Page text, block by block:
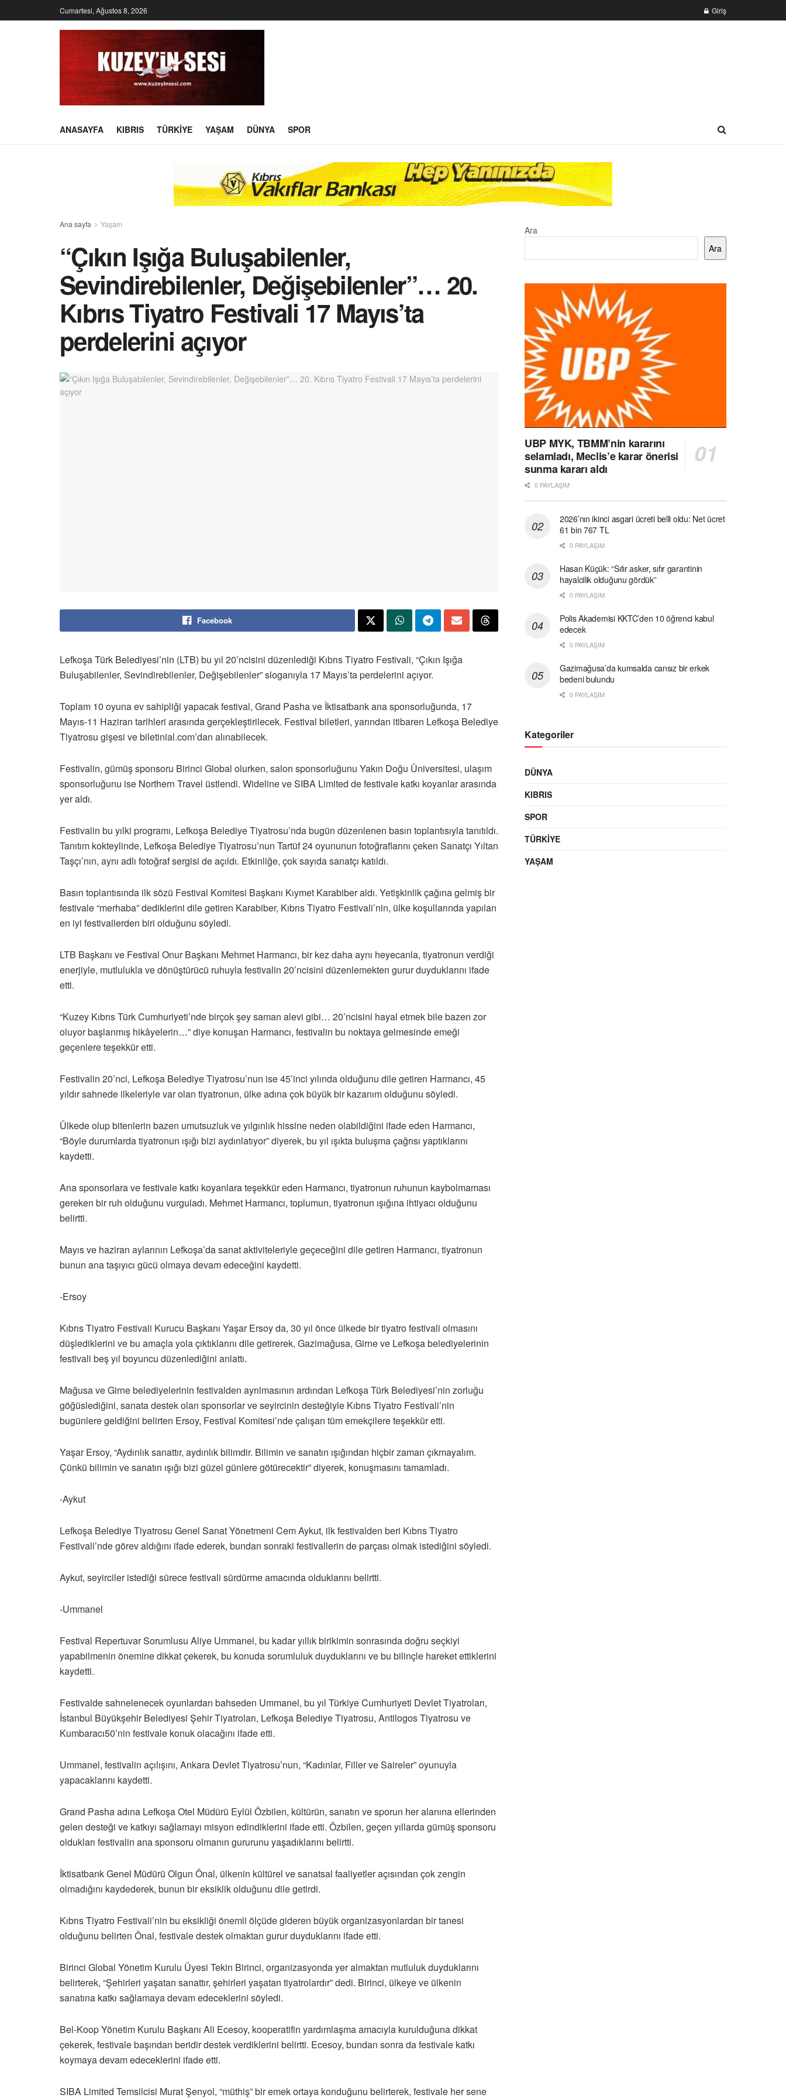
Cumartesi, Ağustos 8, 2026 Giriş
ANASAYFA KIBRIS TÜRKIYE YAŞAM DÜNYA SPOR
Ana sayfa Yaşam
“Çıkın Işığa Buluşabilenler,
Sevindirebilenler, Değişebilenler”… 20.
Kıbrıs Tiyatro Festivali 17 Mayıs’ta
perdelerini açıyor
Facebook
Lefkoşa Türk Belediyesi’nin (LTB) bu yıl 20’ncisini düzenlediği Kıbrıs Tiyatro Festivali, “Çıkın Işığa
Buluşabilenler, Sevindirebilenler, Değişebilenler” sloganıyla 17 Mayıs’ta perdelerini açıyor.
Toplam 10 oyuna ev sahipliği yapacak festival, Grand Pasha ve İktisatbank ana sponsorluğunda, 17
Mayıs-11 Haziran tarihleri arasında gerçekleştirilecek. Festival biletleri, yarından itibaren Lefkoşa Belediye
Tiyatrosu gişesi ve biletinial.com’dan alınabilecek.
Festivalin, gümüş sponsoru Birinci Global olurken, salon sponsorluğunu Yakın Doğu Üniversitesi, ulaşım
sponsorluğunu ise Northern Travel üstlendi. Wideline ve SIBA Limited de festivale katkı koyanlar arasında
yer aldı.
Festivalin bu yılki programı, Lefkoşa Belediye Tiyatrosu’nda bugün düzenlenen basın toplantısıyla tanıtıldı.
Tanıtım kokteylinde, Lefkoşa Belediye Tiyatrosu’nun Tartüf 24 oyununun fotoğraflarını çeken Sanatçı Yıltan
Taşçı’nın, aynı adlı fotoğraf sergisi de açıldı. Etkinliğe, çok sayıda sanatçı katıldı.
Basın toplantısında ilk sözü Festival Komitesi Başkanı Kıymet Karabiber aldı. Yetişkinlik çağına gelmiş bir
festivale “merhaba” dediklerini dile getiren Karabiber, Kıbrıs Tiyatro Festivali’nin, ülke koşullarında yapılan
en iyi festivallerden biri olduğunu söyledi.
LTB Başkanı ve Festival Onur Başkanı Mehmet Harmancı, bir kez daha aynı heyecanla, tiyatronun verdiği
enerjiyle, mutlulukla ve dönüştürücü ruhuyla festivalin 20’ncisini düzenlemekten gurur duyduklarını ifade
etti.
“Kuzey Kıbrıs Türk Cumhuriyeti’nde birçok şey saman alevi gibi… 20’ncisini hayal etmek bile bazen zor
oluyor başlanmış hikâyelerin…” diye konuşan Harmancı, festivalin bu noktaya gelmesinde emeği
geçenlere teşekkür etti.
Festivalin 20’nci, Lefkoşa Belediye Tiyatrosu’nun ise 45’inci yılında olduğunu dile getiren Harmancı, 45
yıldır sahnede ilkeleriyle var olan tiyatronun, ülke adına çok büyük bir kazanım olduğunu söyledi.
Ülkede olup bitenlerin bazen umutsuzluk ve yılgınlık hissine neden olabildiğini ifade eden Harmancı,
“Böyle durumlarda tiyatronun ışığı bizi aydınlatıyor” diyerek, bu yıl ışıkta buluşma çağrısı yaptıklarını
kaydetti.
Ana sponsorlara ve festivale katkı koyanlara teşekkür eden Harmancı, tiyatronun ruhunun kaybolmaması
gereken bir ruh olduğunu vurguladı. Mehmet Harmancı, toplumun, tiyatronun ışığına ihtiyacı olduğunu
belirtti.
Mayıs ve haziran aylarının Lefkoşa’da sanat aktiviteleriyle geçeceğini dile getiren Harmancı, tiyatronun
bunun ana taşıyıcı gücü olmaya devam edeceğini kaydetti.
-Ersoy
Kıbrıs Tiyatro Festivali Kurucu Başkanı Yaşar Ersoy da, 30 yıl önce ülkede bir tiyatro festivali olmasını
düşlediklerini ve bu amaçla yola çıktıklarını dile getirerek, Gazimağusa, Girne ve Lefkoşa belediyelerinin
festivali beş yıl boyuncu düzenlediğini anlattı.
Mağusa ve Girne belediyelerinin festivalden ayrılmasının ardından Lefkoşa Türk Belediyesi’nin zorluğu
göğüslediğini, sanata destek olan sponsorlar ve seyircinin desteğiyle Kıbrıs Tiyatro Festivali’nin
bugünlere geldiğini belirten Ersoy, Festival Komitesi’nde çalışan tüm emekçilere teşekkür etti.
Yaşar Ersoy, “Aydınlık sanattır, aydınlık bilimdir. Bilimin ve sanatın ışığından hiçbir zaman çıkmayalım.
Çünkü bilimin ve sanatın ışığı bizi güzel günlere götürecektir” diyerek, konuşmasını tamamladı.
-Aykut
Lefkoşa Belediye Tiyatrosu Genel Sanat Yönetmeni Cem Aykut, ilk festivalden beri Kıbrıs Tiyatro
Festivali’nde görev aldığını ifade ederek, bundan sonraki festivallerin de parçası olmak istediğini söyledi.
Aykut, seyirciler istediği sürece festivali sürdürme amacında olduklarını belirtti.
-Ummanel
Festival Repertuvar Sorumlusu Aliye Ummanel, bu kadar yıllık birikimin sonrasında doğru seçkiyi
yapabilmenin önemine dikkat çekerek, bu konuda sorumluluk duyduklarını ve bu bilinçle hareket ettiklerini
kaydetti.
Festivalde sahnelenecek oyunlardan bahseden Ummanel, bu yıl Türkiye Cumhuriyeti Devlet Tiyatroları,
İstanbul Büyükşehir Belediyesi Şehir Tiyatroları, Lefkoşa Belediye Tiyatrosu, Antilogos Tiyatrosu ve
Kumbaracı50’nin festivale konuk olacağını ifade etti.
Ummanel, festivalin açılışını, Ankara Devlet Tiyatrosu’nun, “Kadınlar, Filler ve Saireler” oyunuyla
yapacaklarını kaydetti.
Grand Pasha adına Lefkoşa Otel Müdürü Eylül Özbilen, kültürün, sanatın ve sporun her alanına ellerinden
gelen desteği ve katkıyı sağlamayı misyon edindiklerini ifade etti. Özbilen, geçen yıllarda gümüş sponsoru
oldukları festivalin ana sponsoru olmanın gururunu yaşadıklarını belirtti.
İktisatbank Genel Müdürü Olgun Önal, ülkenin kültürel ve sanatsal faaliyetler açısından çok zengin
olmadığını kaydederek, bunun bir eksiklik olduğunu dile getirdi.
Kıbrıs Tiyatro Festivali’nin bu eksikliği önemli ölçüde gideren büyük organizasyonlardan bir tanesi
olduğunu belirten Önal, festivale destek olmaktan gurur duyduklarını ifade etti.
Birinci Global Yönetim Kurulu Üyesi Tekin Birinci, organizasyonda yer almaktan mutluluk duyduklarını
belirterek, “Şehirleri yaşatan sanattır, şehirleri yaşatan tiyatrolardır” dedi. Birinci, ülkeye ve ülkenin
sanatına katkı sağlamaya devam edeceklerini söyledi.
Bel-Koop Yönetim Kurulu Başkanı Ali Ecesoy, kooperatifin yardımlaşma amacıyla kurulduğuna dikkat
çekerek, festivale başından beridir destek verdiklerini belirtti. Ecesoy, bundan sonra da festivale katkı
koymaya devam edeceklerini ifade etti.
SIBA Limited Temsilcisi Murat Şenyol, “müthiş” bir emek ortaya konduğunu belirterek, festivale her sene
Ara
Ara
UBP MYK, TBMM’nin kararını
selamladı, Meclis’e karar önerisi
sunma kararı aldı
0 PAYLAŞIM
2026’nın ikinci asgari ücreti belli oldu: Net ücret
61 bin 767 TL
0 PAYLAŞIM
Hasan Küçük: “Sıfır asker, sıfır garantinin
hayalcilik olduğunu gördük”
0 PAYLAŞIM
Polis Akademisi KKTC’den 10 öğrenci kabul
edecek
0 PAYLAŞIM
Gazimağusa’da kumsalda cansız bir erkek
bedeni bulundu
0 PAYLAŞIM
Kategoriler
DÜNYA
KIBRIS
SPOR
TÜRKIYE
YAŞAM